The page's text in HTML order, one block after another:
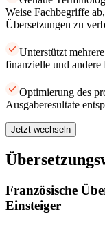
Weise Fachbegriffe
Übersetzungen zu
Unterstützt
finanzielle und andere
Optimierung des
Ausgaberesultate
Jetzt wechseln
Französische
Einsteiger